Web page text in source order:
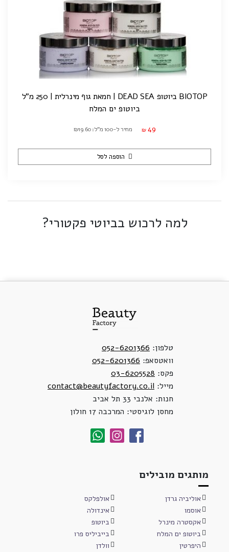
BIOTOP ביוטופ DEAD SEA | חמאת גוף מינרלית | 250 מ"ל
ביוטופ ים המלח
₪ 49 מחיר ל-100 מ"ל: ₪19.60
הוספה לסל
למה לרכוש בביוטי פקטורי?
טלפון: 052-6201366
וואטסאפ: 052-6201366
פקס: 03-6205528
מייל: contact@beautyfactory.co.il
חנות: אלנבי 33 תל אביב
מחסן לוגיסטי: המרכבה 17 חולון
מותגים מובילים
אוליביה גרדן
אולפלקס
אוסמו
אינדולה
אקסטרה מינרל
ביוטופ
ביוטופ ים המלח
בייביליס פרו
היפרטין
וולדן